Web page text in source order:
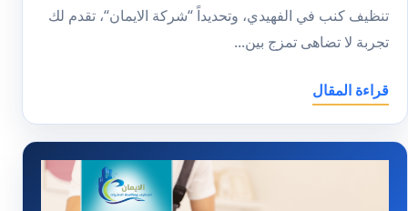
تنظيف كنب في الفهيدي، وتحديداً “شركة الايمان“، تقدم لك
تجربة لا تضاهى تمزج بين...
قراءة المقال